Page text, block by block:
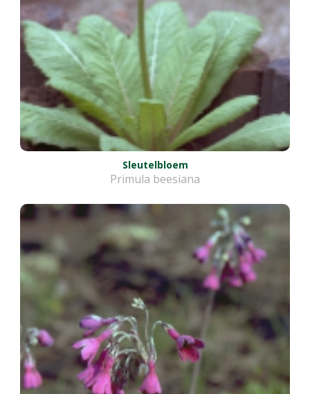
Sleutelbloem
Primula beesiana